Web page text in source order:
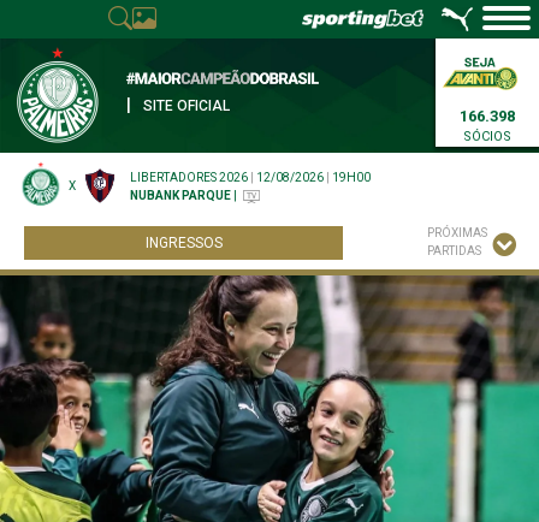
SITE OFICIAL
166.398
SÓCIOS
X
LIBERTADORES 2026 12/08/2026
19H00
NUBANK PARQUE
INGRESSOS
PRÓXIMAS
PARTIDAS